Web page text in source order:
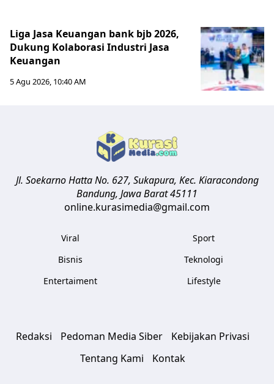
Liga Jasa Keuangan bank bjb 2026,
Dukung Kolaborasi Industri Jasa
Keuangan
5 Agu 2026, 10:40 AM
Jl. Soekarno Hatta No. 627, Sukapura, Kec. Kiaracondong
Bandung, Jawa Barat45111
online.kurasimedia@gmail.com
Viral
Bisnis
Entertaiment
Sport
Teknologi
Lifestyle
Redaksi Pedoman Media Siber
Kebijakan Privasi
Tentang Kami
Kontak